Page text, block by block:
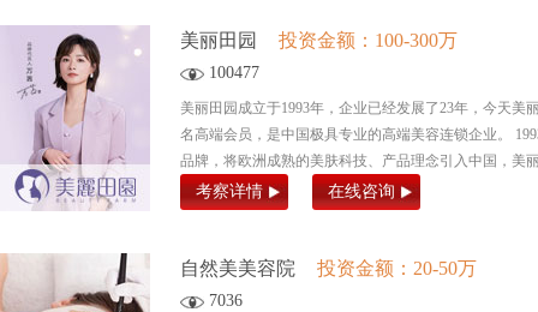
美丽田园 投资金额：100-300万
100477
美丽田园成立于1993年，企业已经发展了23年，今天美
名高端会员，是中国极具专业的高端美容连锁企业。
品牌，将欧洲成熟的美肤科技、产品理念引入中国，美
考察详情 在线咨询
自然美美容院 投资金额：20-50万
7036